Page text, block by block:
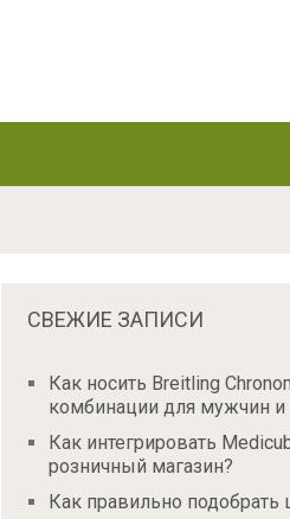
СВЕЖИЕ ЗАПИСИ
Как носить Breitling
комбинации для мужчин
Как интегрировать
розничный магазин?
Как правильно